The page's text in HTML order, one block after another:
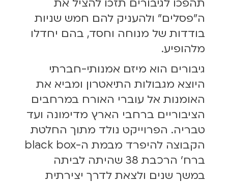
תהפכו לגיבורים תזכו להציל את
ה"פסלים" ולהעניק להם חמש שניות
בודדות של מנוחה וחסד, בהם יחדלו
מלהופיע.
גיבורים הוא מיזם אמנותי-חברתי
היוצא מגבולות התיאטרון ומביא את
האומנות אל עוברי האורח במרחבים
הציבוריים ברחבי הארץ מדימונה ועד
טבריה. הפרוייקט נולד מתוך החלטת
הקבוצה להיפרד מבמת ה-black box
ברח' הרכבת 38 שהיתה לביתה
במשך שנים ולצאת לדרך יצירתית